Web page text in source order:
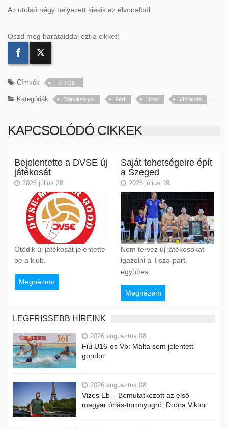
Az utolsó négy helyezett kiesik az élvonalból.
Oszd meg barátaiddal ezt a cikket!
Címkék Férfi Ob I
Kategóriák Bajnokságok Férfi Hirek Vízilabda
KAPCSOLÓDÓ CIKKEK
Bejelentette a DVSE új
játékosát
2026 július 28.
Ötödik új játékosát jelentette
be a klub.
Megnézem
Saját tehetségeire épít
a Szeged
2026 július 19.
Nem tervez új játékosokat
igazolni a Tisza-parti
együttes.
Megnézem
LEGFRISSEBB HÍREINK
2026 augusztus 08.
Fiú U16-os Vb: Málta sem jelentett
gondot
2026 augusztus 08.
Vizes Eb – Bemutatkozott az első
magyar óriás-toronyugró, Dobra Viktor